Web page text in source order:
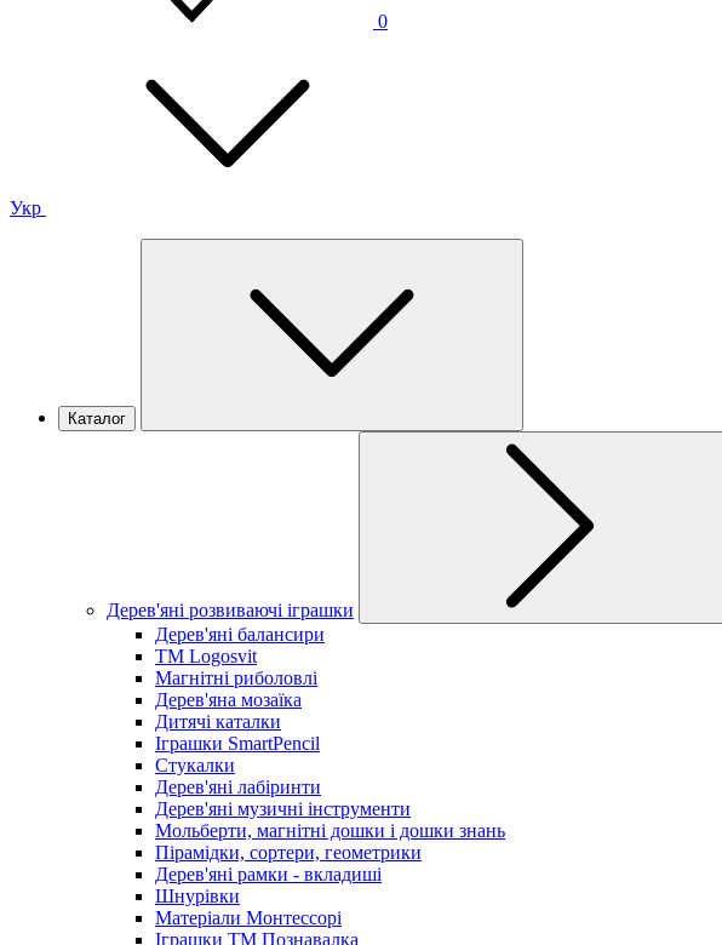
0
Укр
Каталог
Дерев'яні розвиваючі іграшки
Дерев'яні балансири
TM Logosvit
Магнітні риболовлі
Дерев'яна мозаїка
Дитячі каталки
Іграшки SmartPencil
Стукалки
Дерев'яні лабіринти
Дерев'яні музичні інструменти
Мольберти, магнітні дошки і дошки знань
Пірамідки, сортери, геометрики
Дерев'яні рамки - вкладиші
Шнурівки
Матеріали Монтессорі
Іграшки ТМ Познавалка